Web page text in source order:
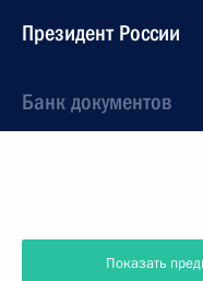
Президент России
Банк документов
Показать